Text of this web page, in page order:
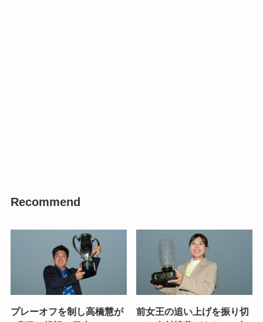
Recommend
プレーオフを制し高橋慧が
前女王の追い上げを振り切